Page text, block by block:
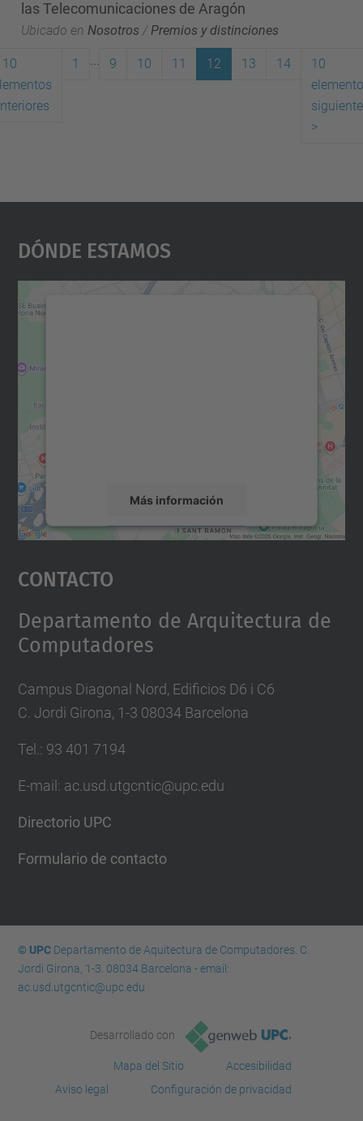
las Telecomunicaciones de Aragón
Ubicado en Nosotros /Premios y distinciones
10
1 9 10 11 12 13 14
10
>
Dónde Estamos
Más información
Aceptar
powered by
Contacto
Departamento de Arquitectura de
Computadores
Campus Diagonal Nord, Edificios D6 i C6
C. Jordi Girona, 1-3 08034 Barcelona
Tel.: 93 401 7194
E-mail: ac.usd.utgcntic@upc.edu
Directorio UPC
Formulario de contacto
© UPCDepartamento de Aquitectura de Computadores. C.
Jordi Girona, 1-3. 08034 Barcelona - email:
ac.usd.utgcntic@upc.edu
Desarrollado con
Mapa del Sitio
Accesibilidad
Aviso legal
Configuración de privacidad